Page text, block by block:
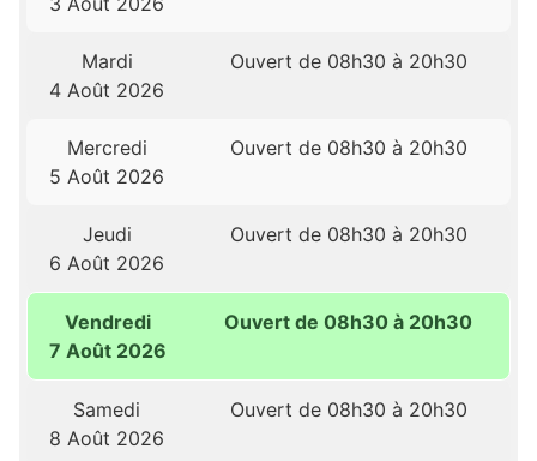
Mardi
4 Août 2026
Ouvert de 08h30 à 20h30
Mercredi
5 Août 2026
Ouvert de 08h30 à 20h30
Jeudi
6 Août 2026
Ouvert de 08h30 à 20h30
Vendredi
7 Août 2026
Ouvert de 08h30 à 20h30
Samedi
8 Août 2026
Ouvert de 08h30 à 20h30